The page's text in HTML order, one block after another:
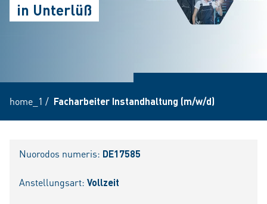
in Unterlüß
home_1 / Facharbeiter Instandhaltung (m/w/d)
Nuorodos numeris: DE17585
Anstellungsart: Vollzeit